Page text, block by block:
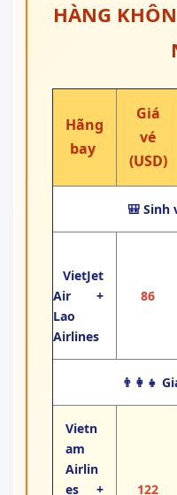
HÀNG
Hãng
bay
Giá
vé
(USD)
🎒 Sinh
VietJet
Air +
Lao
Airlines
86
👨‍👩‍👧
Vietn
am
Airlin
es +
122